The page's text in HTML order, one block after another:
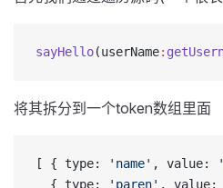
sayHello(userName:
将其拆分到一个token数组里面
[ { type: 'name' , value:
  { type:
'paren' , value: